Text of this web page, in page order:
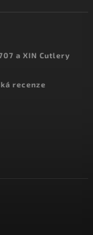
a XIN Cutlery
recenze